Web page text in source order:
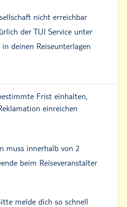
nicht erreichbar
der TUI Service unter
deinen Reiseunterlagen
Frist einhalten,
einreichen
muss innerhalb von 2
beim Reiseveranstalter
melde dich so schnell